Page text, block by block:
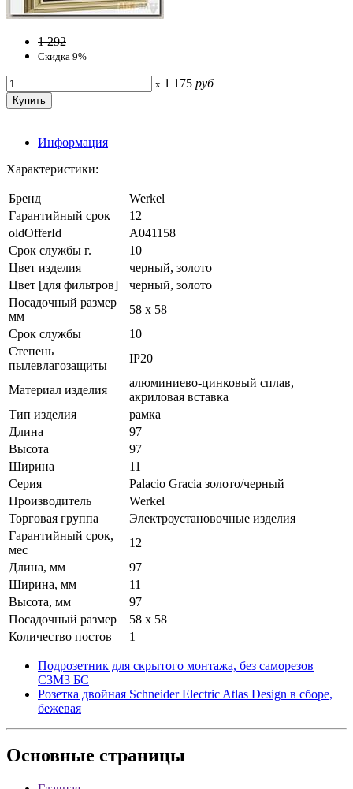
1 292
Скидка 9%
x 1 175 руб
Информация
Характеристики:
Бренд
Werkel
Гарантийный срок
12
oldOfferId
A041158
Срок службы г.
10
Цвет изделия
черный, золото
Цвет [для фильтров]
черный, золото
Посадочный размер
мм
58 х 58
Срок службы
10
Степень
пылевлагозащиты
IP20
Материал изделия
алюминиево-цинковый сплав,
акриловая вставка
Тип изделия
рамка
Длина
97
Высота
97
Ширина
11
Серия
Palacio Gracia золото/черный
Производитель
Werkel
Торговая группа
Электроустановочные изделия
Гарантийный срок,
мес
12
Длина, мм
97
Ширина, мм
11
Высота, мм
97
Посадочный размер
58 х 58
Количество постов
1
Подрозетник для скрытого монтажа, без саморезов
С3М3 БС
Розетка двойная Schneider Electric Atlas Design в сборе,
бежевая
Основные страницы